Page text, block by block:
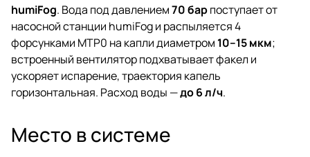
локальными зонами увлажнения,
где важны аккуратная подача и
предсказуемая динамика пара.
humiFog. Вода под давлением70 барпоступает от
насосной станции humiFog и распыляется 4
форсунками MTP0 на капли диаметром 10–15 мкм;
встроенный вентилятор подхватывает факел и
ускоряет испарение, траектория капель
горизонтальная. Расход воды —до 6 л/ч.
Место в системе